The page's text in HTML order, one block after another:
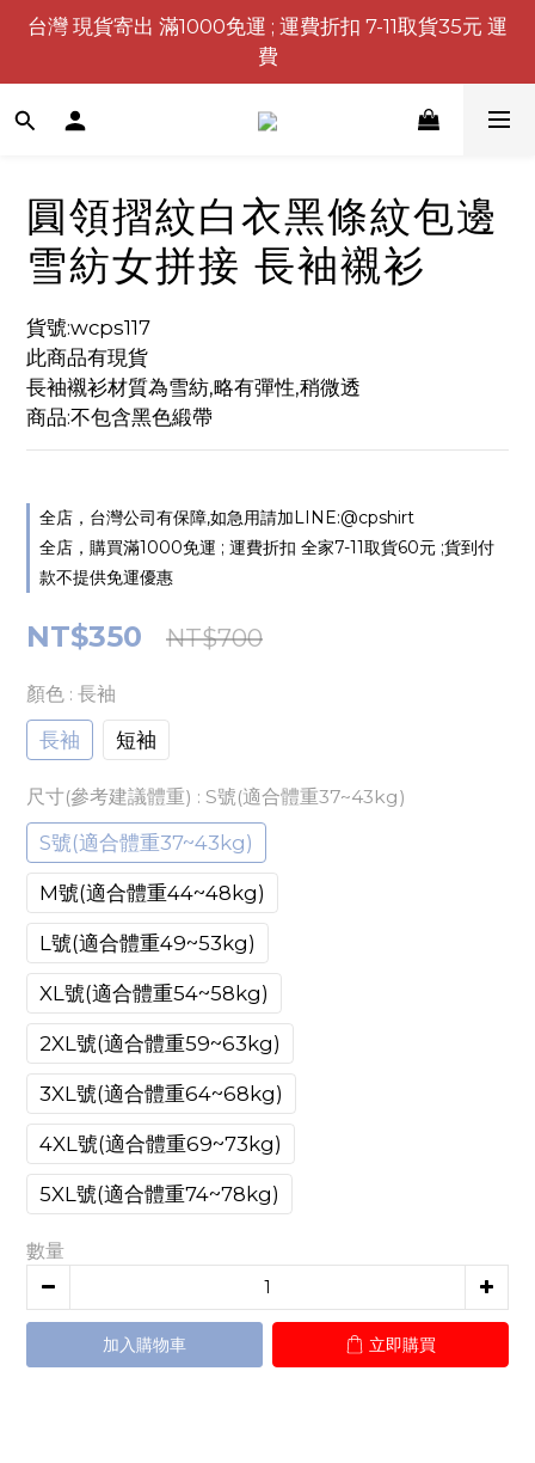
台灣 現貨寄出 滿1000免運 ; 運費折扣 7-11取貨35元 運
費
圓領摺紋白衣黑條紋包邊
雪紡女拼接 長袖襯衫
貨號:wcps117
此商品有現貨
長袖襯衫材質為雪紡,略有彈性,稍微透
商品:不包含黑色緞帶
全店，台灣公司有保障,如急用請加LINE:@cpshirt
全店，購買滿1000免運 ; 運費折扣 全家7-11取貨60元 ;貨到付
款不提供免運優惠
NT$350 NT$700
顏色 : 長袖
長袖 短袖
尺寸(參考建議體重) : S號(適合體重37~43kg)
S號(適合體重37~43kg)
M號(適合體重44~48kg)
L號(適合體重49~53kg)
XL號(適合體重54~58kg)
2XL號(適合體重59~63kg)
3XL號(適合體重64~68kg)
4XL號(適合體重69~73kg)
5XL號(適合體重74~78kg)
數量
加入購物車 立即購買